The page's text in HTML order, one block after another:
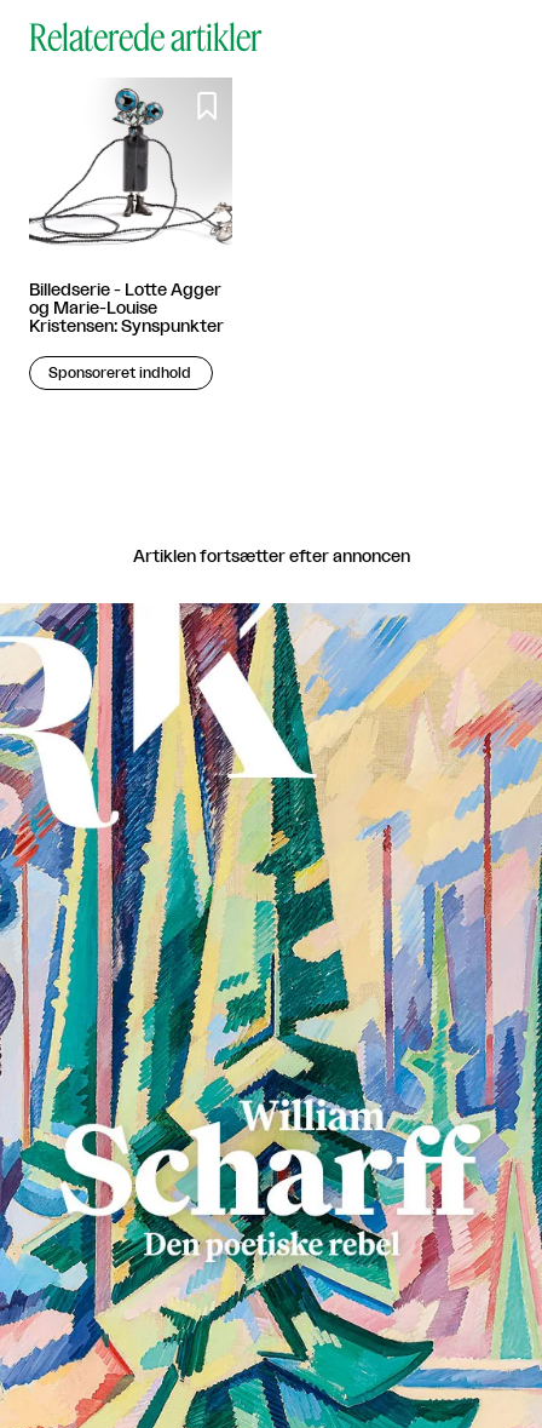
Relaterede artikler

Billedserie - Lotte Agger
og Marie-Louise
Kristensen: Synspunkter
Sponsoreret indhold
Artiklen fortsætter efter annoncen